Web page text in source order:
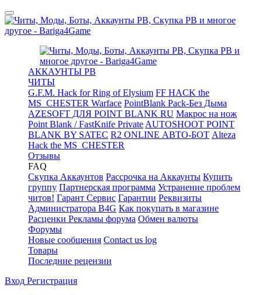
АККАУНТЫ PB
ЧИТЫ
G.F.M. Hack for Ring of Elysium FF HACK the
MS_CHESTER Warface PointBlank Pack-Без Дыма
AZESOFT ДЛЯ POINT BLANK RU Макрос на нож
Point Blank / FastKnife Private AUTOSHOOT POINT
BLANK BY SATEC R2 ONLINE АВТО-БОТ Alteza
Hack the MS_CHESTER
Отзывы
FAQ
Скупка Аккаунтов Рассрочка на Аккаунты Купить
группу Партнерская программа Устранение проблем
читов! Гарант Сервис Гарантии Реквизиты
Администратора B4G Как покупать в магазине
Расценки Рекламы форума Обмен валюты
Форумы
Новые сообщения Contact us log
Товары
Последние рецензии
Вход Регистрация